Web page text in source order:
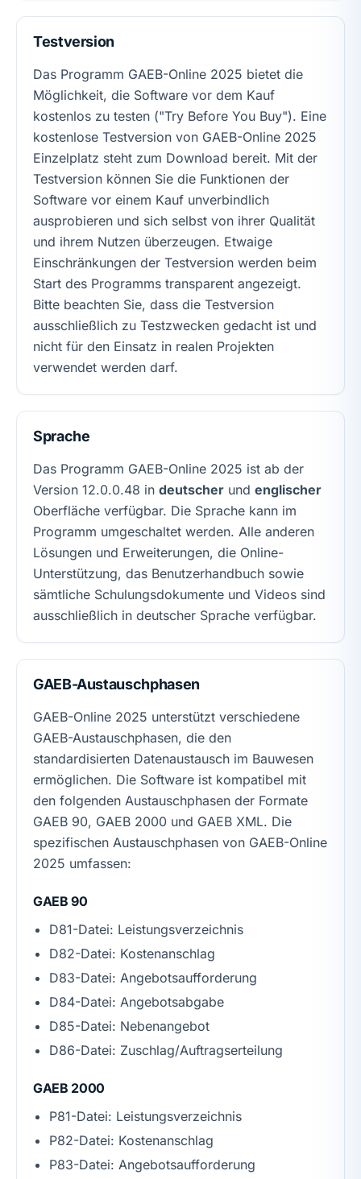
Testversion
Das Programm GAEB-Online 2025 bietet die
Möglichkeit, die Software vor dem Kauf
kostenlos zu testen ("Try Before You Buy"). Eine
kostenlose Testversion von GAEB-Online 2025
Einzelplatz steht zum Download bereit. Mit der
Testversion können Sie die Funktionen der
Software vor einem Kauf unverbindlich
ausprobieren und sich selbst von ihrer Qualität
und ihrem Nutzen überzeugen. Etwaige
Einschränkungen der Testversion werden beim
Start des Programms transparent angezeigt.
Bitte beachten Sie, dass die Testversion
ausschließlich zu Testzwecken gedacht ist und
nicht für den Einsatz in realen Projekten
verwendet werden darf.
Sprache
Das Programm GAEB-Online 2025 ist ab der
Version 12.0.0.48 in deutscher und englischer
Oberfläche verfügbar. Die Sprache kann im
Programm umgeschaltet werden. Alle anderen
Lösungen und Erweiterungen, die Online-
Unterstützung, das Benutzerhandbuch sowie
sämtliche Schulungsdokumente und Videos sind
ausschließlich in deutscher Sprache verfügbar.
GAEB-Austauschphasen
GAEB-Online 2025 unterstützt verschiedene
GAEB-Austauschphasen, die den
standardisierten Datenaustausch im Bauwesen
ermöglichen. Die Software ist kompatibel mit
den folgenden Austauschphasen der Formate
GAEB 90, GAEB 2000 und GAEB XML. Die
spezifischen Austauschphasen von GAEB-Online
2025 umfassen:
GAEB 90
D81-Datei: Leistungsverzeichnis
D82-Datei: Kostenanschlag
D83-Datei: Angebotsaufforderung
D84-Datei: Angebotsabgabe
D85-Datei: Nebenangebot
D86-Datei: Zuschlag/Auftragserteilung
GAEB 2000
P81-Datei: Leistungsverzeichnis
P82-Datei: Kostenanschlag
P83-Datei: Angebotsaufforderung